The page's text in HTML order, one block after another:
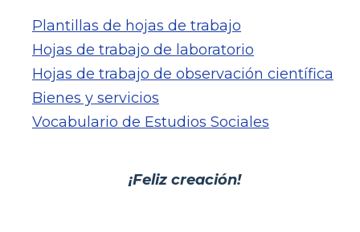
Plantillas de hojas de trabajo
Hojas de trabajo de laboratorio
Hojas de trabajo de observación científica
Bienes y servicios
Vocabulario de Estudios Sociales
¡Feliz creación!